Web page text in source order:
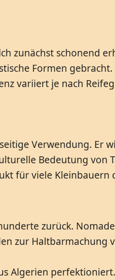
zunächst schonend
Formen
variiert je nach
Verwendung.
Bedeutung von
für viele
zurück.
zur Haltbarmachung
Algerien